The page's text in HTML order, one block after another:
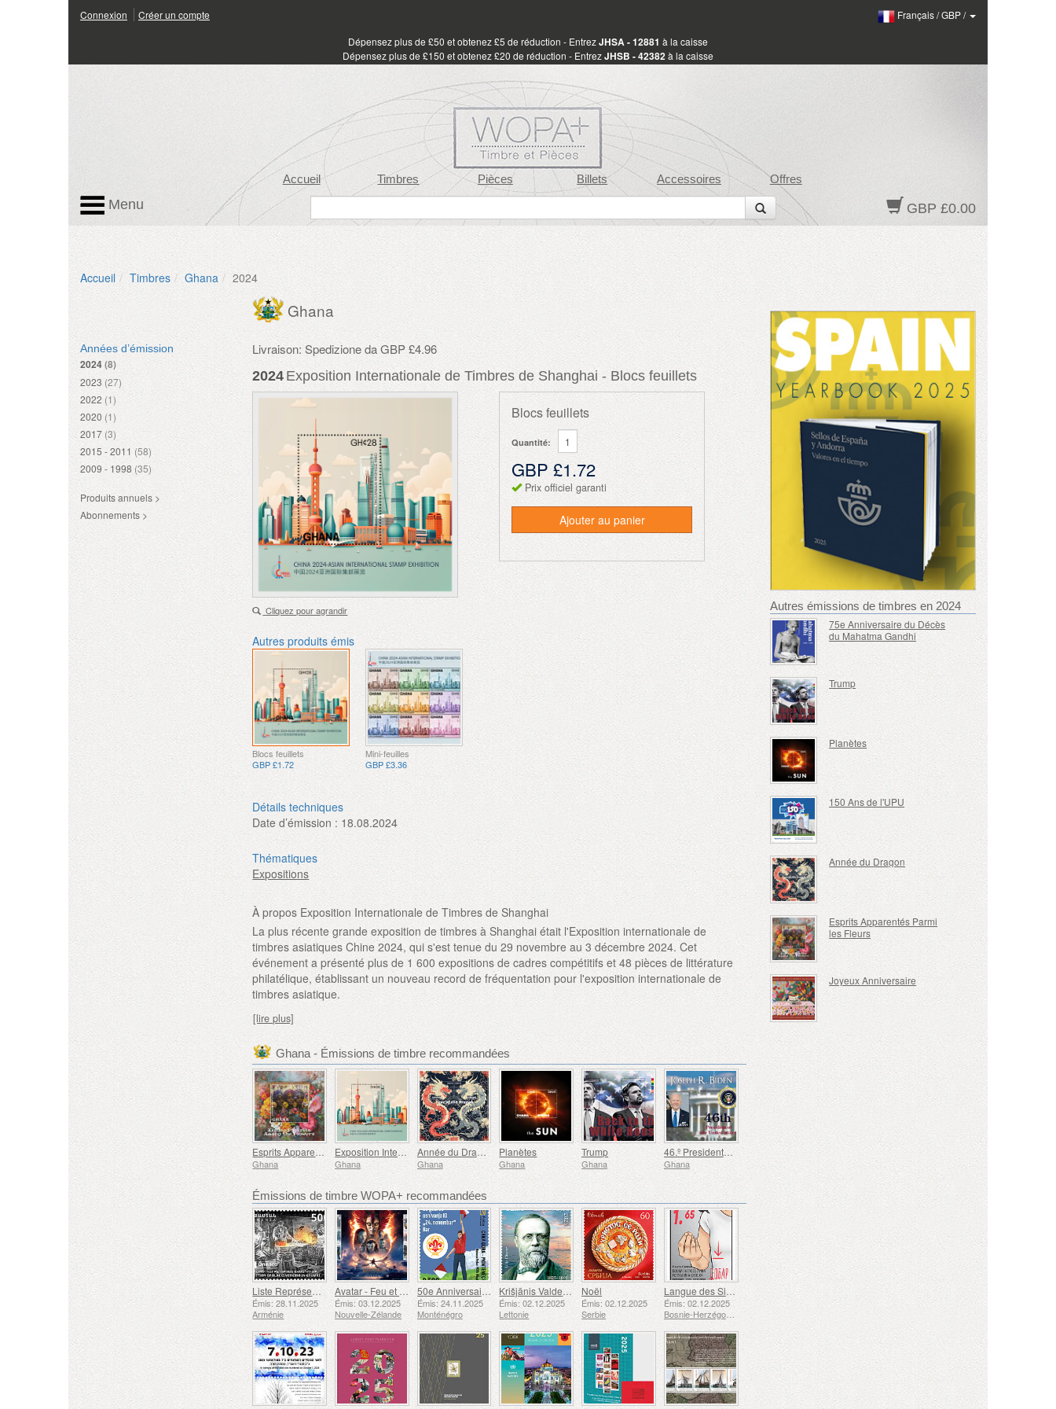
Connexion Créer un compte Français/GBP/
Dépensez plus de £50 et obtenez £5 de réduction - EntrezJHSA - 12881 à la caisse
Dépensez plus de £150 et obtenez £20 de réduction - EntrezJHSB - 42382à la caisse
Accueil Timbres Pièces Billets Accessoires Offres
GBP £0.00
Menu
Accueil Timbres Ghana 2024
Années d’émission
2024(8)
2023 (27)
2022 (1)
2020 (1)
2017 (3)
2015 - 2011 (58)
2009 - 1998 (35)
Produits annuels >
Abonnements >
Ghana
Livraison: Spedizione da GBP £4.96
2024 Exposition Internationale de Timbres de Shanghai - Blocs feuillets
Cliquez pour agrandir
Blocs feuillets
Quantité:
GBP £1.72
Prix officiel garanti
Ajouter au panier
Autres produits émis
Blocs feuillets
GBP £1.72
Mini-feuilles
GBP £3.36
Détails techniques
Date d’émission : 18.08.2024
Thématiques
Expositions
À propos Exposition Internationale de Timbres de Shanghai
La plus récente grande exposition de timbres à Shanghai était l'Exposition internationale de
timbres asiatiques Chine 2024, qui s'est tenue du 29 novembre au 3 décembre 2024. Cet
événement a présenté plus de 1 600 expositions de cadres compétitifs et 48 pièces de littérature
philatélique, établissant un nouveau record de fréquentation pour l'exposition internationale de
timbres asiatique.
[lire plus]
Ghana - Émissions de timbre recommandées
Esprits Apparentés Parmi les Fleurs
Ghana
Exposition Internationale de Timbres de Shanghai
Ghana
Année du Dragon
Ghana
Planètes
Ghana
Trump
Ghana
46.º Presidente de los Estados Unidos - Joseph Biden
Ghana
Émissions de timbre WOPA+ recommandées
Liste Représentative du Patrimoine Culturel Immatériel de l'humanité de l'UNESCO - Tradition de la Forge à Gyumri
Émis: 28.11.2025
Arménie
Avatar - Feu et Cendres
Émis: 03.12.2025
Nouvelle-Zélande
50e Anniversaire de la Fondation du Bar Scout du 24 Novembre
Émis: 24.11.2025
Monténégro
Krišjānis Valdemārs
Émis: 02.12.2025
Lettonie
Noël
Émis: 02.12.2025
Serbie
Langue des Signes - Bien
Émis: 02.12.2025
Bosnie-Herzégovine - République de Srpska
Autres émissions de timbres en 2024
75e Anniversaire du Décès
du Mahatma Gandhi
Trump
Planètes
150 Ans de l'UPU
Année du Dragon
Esprits Apparentés Parmi
les Fleurs
Joyeux Anniversaire